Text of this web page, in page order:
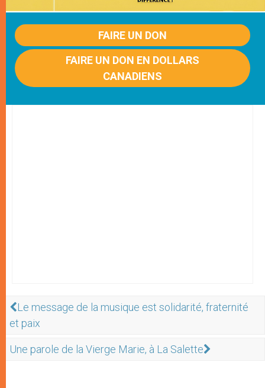
FAIRE UN DON
FAIRE UN DON EN DOLLARS
CANADIENS
Le message de la musique est solidarité, fraternité
et paix
Une parole de la Vierge Marie, à La Salette